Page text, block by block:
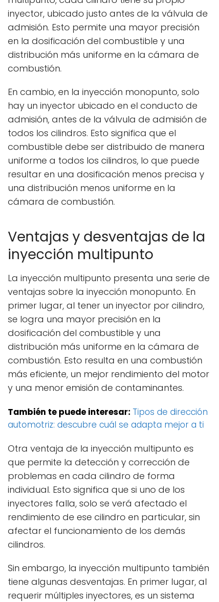
inyector, ubicado justo antes de la válvula de
admisión. Esto permite una mayor precisión
en la dosificación del combustible y una
distribución más uniforme en la cámara de
combustión.
En cambio, en la inyección monopunto, solo
hay un inyector ubicado en el conducto de
admisión, antes de la válvula de admisión de
todos los cilindros. Esto significa que el
combustible debe ser distribuido de manera
uniforme a todos los cilindros, lo que puede
resultar en una dosificación menos precisa y
una distribución menos uniforme en la
cámara de combustión.
Ventajas y desventajas de la
inyección multipunto
La inyección multipunto presenta una serie de
ventajas sobre la inyección monopunto. En
primer lugar, al tener un inyector por cilindro,
se logra una mayor precisión en la
dosificación del combustible y una
distribución más uniforme en la cámara de
combustión. Esto resulta en una combustión
más eficiente, un mejor rendimiento del motor
y una menor emisión de contaminantes.
También te puede interesar: Tipos de dirección
automotriz: descubre cuál se adapta mejor a ti
Otra ventaja de la inyección multipunto es
que permite la detección y corrección de
problemas en cada cilindro de forma
individual. Esto significa que si uno de los
inyectores falla, solo se verá afectado el
rendimiento de ese cilindro en particular, sin
afectar el funcionamiento de los demás
cilindros.
Sin embargo, la inyección multipunto también
tiene algunas desventajas. En primer lugar, al
requerir múltiples inyectores, es un sistema